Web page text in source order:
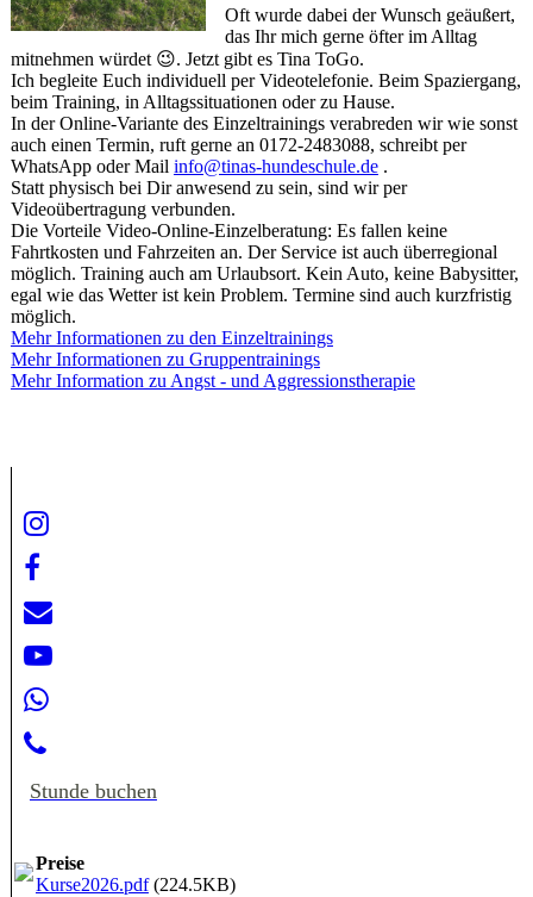
Oft wurde dabei der Wunsch geäußert,
das Ihr mich gerne öfter im Alltag
mitnehmen würdet 😉. Jetzt gibt es Tina ToGo.
Ich begleite Euch individuell per Videotelefonie. Beim Spaziergang,
beim Training, in Alltagssituationen oder zu Hause.
In der Online-Variante des Einzeltrainings verabreden wir wie sonst
auch einen Termin, ruft gerne an 0172-2483088, schreibt per
WhatsApp oder Mail info@tinas-hundeschule.de.
Statt physisch bei Dir anwesend zu sein, sind wir per
Videoübertragung verbunden.
Die Vorteile Video-Online-Einzelberatung: Es fallen keine
Fahrtkosten und Fahrzeiten an. Der Service ist auch überregional
möglich. Training auch am Urlaubsort. Kein Auto, keine Babysitter,
egal wie das Wetter ist kein Problem. Termine sind auch kurzfristig
möglich.
Mehr Informationen zu den Einzeltrainings
Mehr Informationen zu Gruppentrainings
Mehr Information zu Angst - und Aggressionstherapie
Stunde buchen
Preise
Kurse2026.pdf(224.5KB)